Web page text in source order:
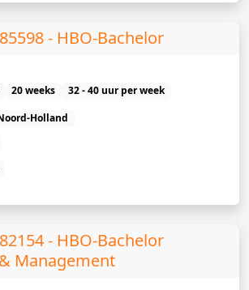
- HBO-Bachelor
20 weeks
32 - 40 uur per week
Holland
- HBO-Bachelor
Management